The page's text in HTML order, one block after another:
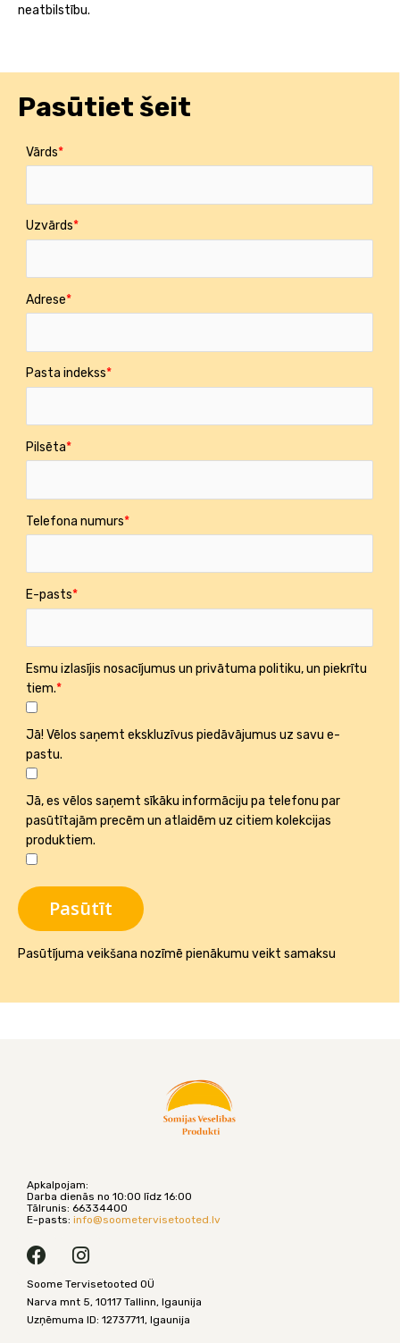
neatbilstību.
Pasūtiet šeit
Vārds
Uzvārds
Adrese
Pasta indekss
Pilsēta
Telefona numurs
E-pasts
Esmu izlasījis nosacījumus un privātuma politiku, un piekrītu
tiem.
Jā! Vēlos saņemt ekskluzīvus piedāvājumus uz savu e-
pastu.
Jā, es vēlos saņemt sīkāku informāciju pa telefonu par
pasūtītajām precēm un atlaidēm uz citiem kolekcijas
produktiem.
Pasūtīt
Pasūtījuma veikšana nozīmē pienākumu veikt samaksu
Apkalpojam:
Darba dienās no 10:00 līdz 16:00
Tālrunis: 66334400
E-pasts: info@soometervisetooted.lv
F
a
c
e
b
I
s
t
a
Soome Tervisetooted OÜ
Narva mnt 5, 10117 Tallinn, Igaunija
Uzņēmuma ID: 12737711, Igaunija